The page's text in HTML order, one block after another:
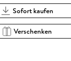
Sofort kaufen
Verschenken